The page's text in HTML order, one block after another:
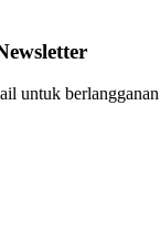
untuk berlangganan